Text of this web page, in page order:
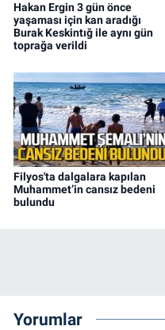
Hakan Ergin 3 gün önce
yaşaması için kan aradığı
Burak Keskintığ ile aynı gün
toprağa verildi
Filyos'ta dalgalara kapılan
Muhammet’in cansız bedeni
bulundu
Yorumlar